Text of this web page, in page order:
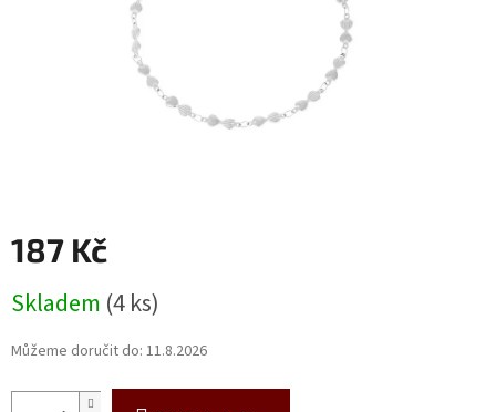
187 Kč
cena:
Skladem (4 ks)
Můžeme doručit do: 11.8.2026